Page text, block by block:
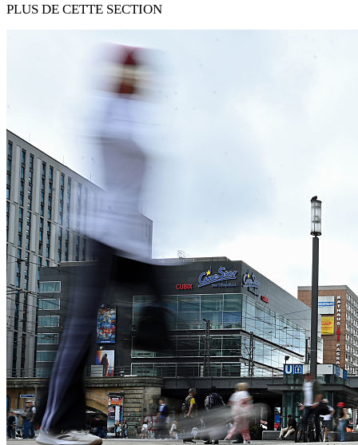
PLUS DE CETTE SECTION